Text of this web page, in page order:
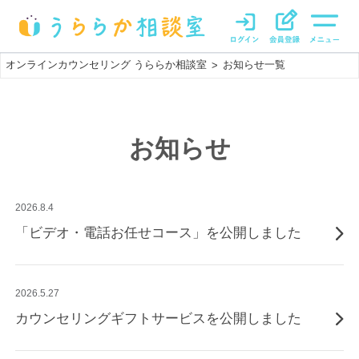
オンラインカウンセリング うららか相談室 > お知らせ一覧
お知らせ
2026.8.4
「ビデオ・電話お任せコース」を公開しました
2026.5.27
カウンセリングギフトサービスを公開しました